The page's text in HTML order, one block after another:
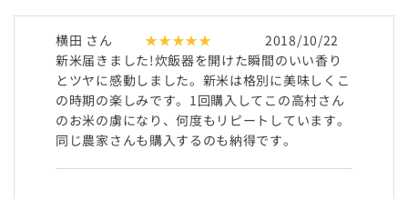
横田 さん ★★★★★
2018/10/22
新米届きました!炊飯器を開けた瞬間のいい香り
とツヤに感動しました。新米は格別に美味しくこ
の時期の楽しみです。1回購入してこの高村さん
のお米の虜になり、何度もリピートしています。
同じ農家さんも購入するのも納得です。